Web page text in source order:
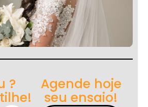
? Agende hoje
seu ensaio!